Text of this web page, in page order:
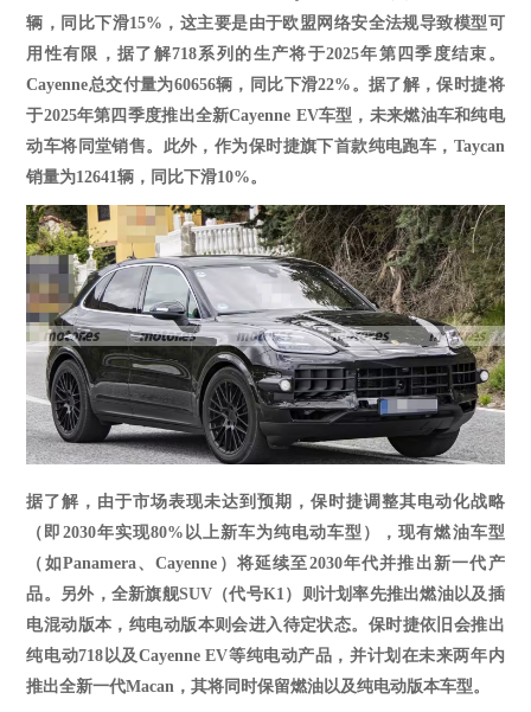
辆，同比下滑15%，这主要是由于欧盟网络安全法规导致模型可
用性有限，据了解718系列的生产将于2025年第四季度结束。
Cayenne总交付量为60656辆，同比下滑22%。据了解，保时捷将
于2025年第四季度推出全新Cayenne EV车型，未来燃油车和纯电
动车将同堂销售。此外，作为保时捷旗下首款纯电跑车，Taycan
销量为12641辆，同比下滑10%。
据了解，由于市场表现未达到预期，保时捷调整其电动化战略
（即 2030年实现80%以上新车为纯电动车型），现有燃油车型
（如Panamera、Cayenne）将延续至2030年代并推出新一代产
品。另外，全新旗舰SUV（代号K1）则计划率先推出燃油以及插
电混动版本，纯电动版本则会进入待定状态。保时捷依旧会推出
纯电动718以及Cayenne EV等纯电动产品，并计划在未来两年内
推出全新一代Macan，其将同时保留燃油以及纯电动版本车型。